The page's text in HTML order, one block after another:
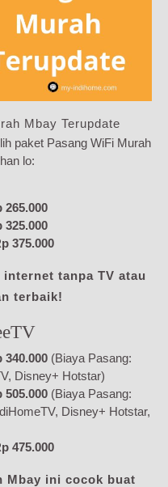
Mbay Terupdate
paket Pasang WiFi Murah
lo:
265.000
325.000
375.000
tanpa TV atau
terbaik!
340.000 (Biaya Pasang:
Disney+ Hotstar)
505.000 (Biaya Pasang:
Disney+ Hotstar,
475.000
Mbay ini cocok buat